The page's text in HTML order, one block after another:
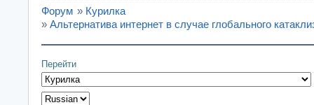
Форум » Курилка
» Альтернатива интернет в случае глобального
Перейти